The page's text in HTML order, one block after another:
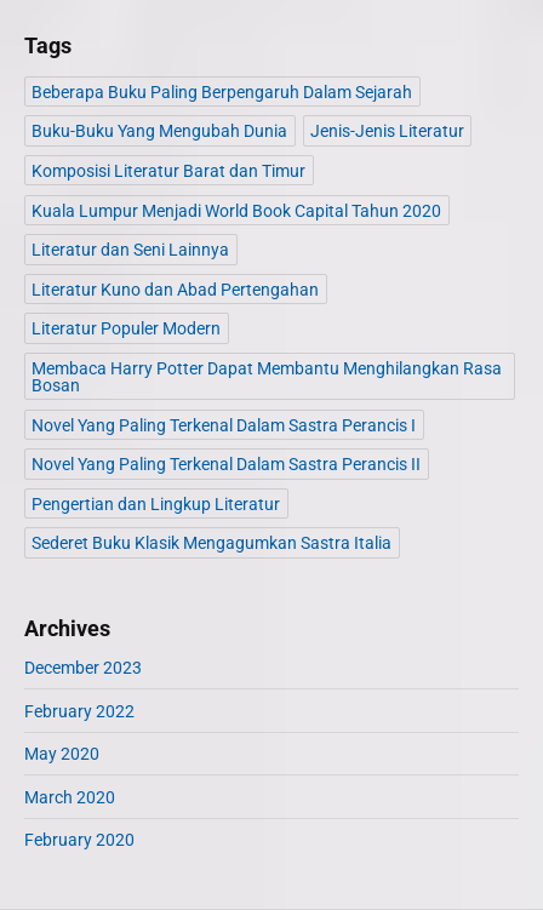
Tags
Beberapa Buku Paling Berpengaruh Dalam Sejarah
Buku-Buku Yang Mengubah Dunia Jenis-Jenis Literatur
Komposisi Literatur Barat dan Timur
Kuala Lumpur Menjadi World Book Capital Tahun 2020
Literatur dan Seni Lainnya
Literatur Kuno dan Abad Pertengahan
Literatur Populer Modern
Membaca Harry Potter Dapat Membantu Menghilangkan Rasa
Bosan
Novel Yang Paling Terkenal Dalam Sastra Perancis I
Novel Yang Paling Terkenal Dalam Sastra Perancis II
Pengertian dan Lingkup Literatur
Sederet Buku Klasik Mengagumkan Sastra Italia
Archives
December 2023
February 2022
May 2020
March 2020
February 2020